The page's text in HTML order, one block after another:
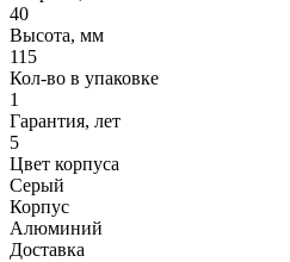
40
Высота, мм
115
Кол-во в упаковке
1
Гарантия, лет
5
Цвет корпуса
Серый
Корпус
Алюминий
Доставка